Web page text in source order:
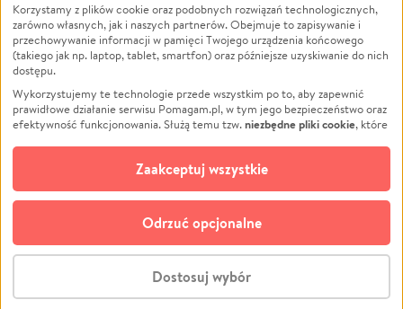
Stwórz zbiórkę - za darmo
Zwierzęta
Pożar
Ukraina
Pomoc Finansowa
Projekty
Pogrzeb
Społeczność lokalna
Kultura
Powódź
Wichura
NGO
Edukacja
Podróż
Impreza
Ochrona środowiska
Biznes
© CROWDING SP. Z O.O.
Korzystamy z plików cookie oraz podobnych rozwiązań technologicznych,
zarówno własnych, jak i naszych partnerów. Obejmuje to zapisywanie i
przechowywanie informacji w pamięci Twojego urządzenia końcowego
(takiego jak np. laptop, tablet, smartfon) oraz późniejsze uzyskiwanie do nich
dostępu.
Wykorzystujemy te technologie przede wszystkim po to, aby zapewnić
prawidłowe działanie serwisu Pomagam.pl, w tym jego bezpieczeństwo oraz
efektywność funkcjonowania. Służą temu tzw.niezbędne pliki cookie, które
opcjonalnych plików cookie
technologii do celów analitycznych i retargetingowych. Możesz wyrazić
zgodę na ich stosowanie lub jej odmówić. W dowolnym momencie masz
możliwość zmiany swoich preferencji na stronie „Zarządzaj zgodami cookie”,
do której link znajdziesz w stopce serwisu Pomagam.pl. Opcjonalne pliki
cookie wykorzystywane są w następujących celach:
działanie serwisu Pomagam.pl. Dzięki nim możemy zrozumieć, jak
użytkownicy korzystają z naszego serwisu – skąd trafiają do serwisu, jak
Dostosuj wybór
Odrzuć opcjonalne
Zaakceptuj wszystkie